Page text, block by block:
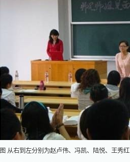
图 从右到左分别为赵卢伟、冯凯、陆悦、王秀红